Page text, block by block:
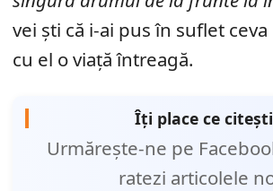
vei ști că i-ai pus în suflet
cu el o viață întreagă.
Îți place ce
Urmărește-ne pe
ratezi articolele